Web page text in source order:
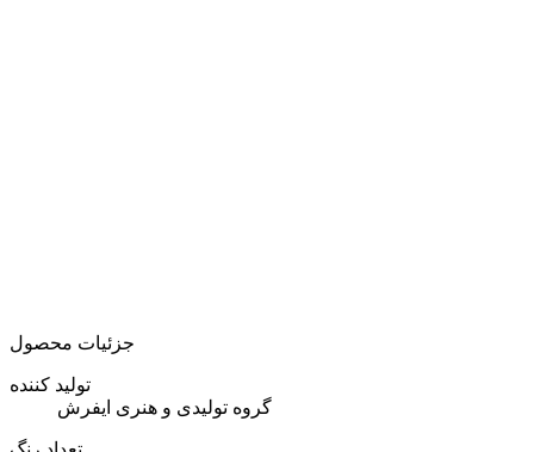
جزئیات محصول
تولید کننده
گروه تولیدی و هنری ایفرش